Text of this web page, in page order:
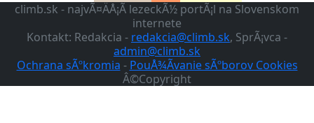
climb.sk - najvÃ¤ÄÅ¡Ã­ lezeckÃ½ portÃ¡l na Slovenskom
internete
Kontakt: Redakcia - redakcia@climb.sk, SprÃ¡vca -
admin@climb.sk
Ochrana sÃºkromia - PouÅ¾Ã­vanie sÃºborov Cookies
Â©Copyright